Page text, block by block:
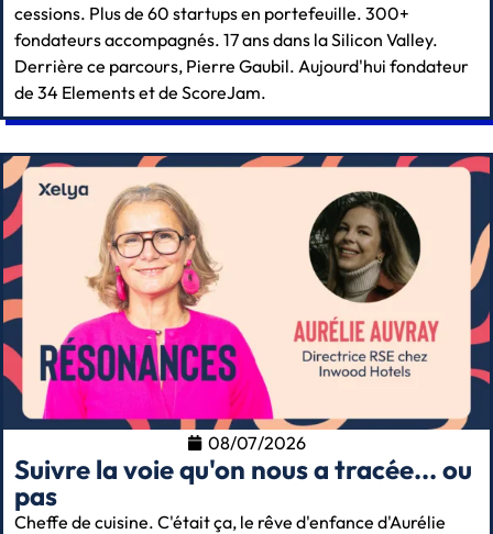
cessions. Plus de 60 startups en portefeuille. 300+
fondateurs accompagnés. 17 ans dans la Silicon Valley.
Derrière ce parcours, Pierre Gaubil. Aujourd'hui fondateur
de 34 Elements et de ScoreJam.
08/07/2026
Suivre la voie qu'on nous a tracée... ou
pas
Cheffe de cuisine. C'était ça, le rêve d'enfance d'Aurélie